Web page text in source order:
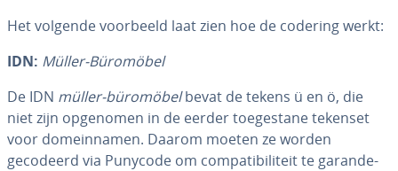
Het volgende voorbeeld laat zien hoe de codering werkt:
IDN: Müller-Büromöbel
De IDN müller-büromöbelbevat de tekens ü en ö, die
niet zijn opgenomen in de eerder toe­ge­sta­ne tekenset
voor do­mein­na­men. Daarom moeten ze worden
gecodeerd via Punycode om com­pa­ti­bi­li­teit te ga­ran­de­